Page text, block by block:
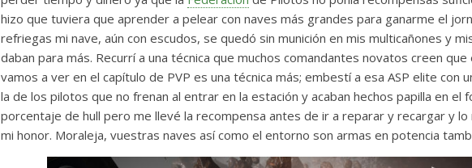
hizo que tuviera que aprender a pelear con naves más grandes para ganarme el
refriegas mi nave, aún con escudos, se quedó sin munición en mis multicañones y
daban para más. Recurrí a una técnica que muchos comandantes novatos creen
vamos a ver en el capítulo de PVP es una técnica más; embestí a esa ASP elite con
la de los pilotos que no frenan al entrar en la estación y acaban hechos papilla en el
porcentaje de hull pero me llevé la recompensa antes de ir a reparar y recargar y
mi honor. Moraleja, vuestras naves así como el entorno son armas en potencia